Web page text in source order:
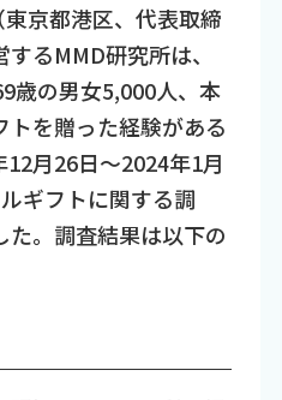
京都港区、代表取締
るMMD研究所は、
歳の男女5,000人、本
を贈った経験がある
月26日～2024年1月
ギフトに関する調
。調査結果は以下の